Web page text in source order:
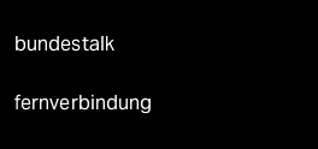
bundestalk
fernverbindung